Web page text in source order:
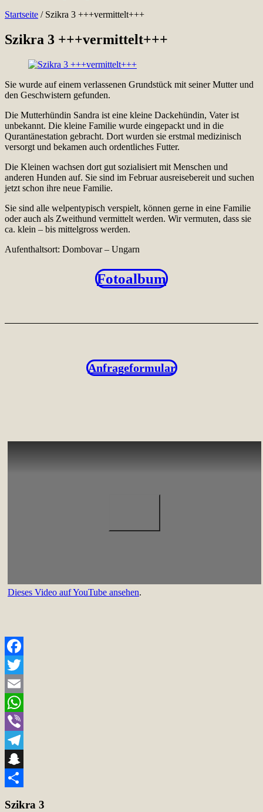
Startseite / Szikra 3 +++vermittelt+++
Szikra 3 +++vermittelt+++
Sie wurde auf einem verlassenen Grundstück mit seiner Mutter und
den Geschwistern gefunden.
Die Mutterhündin Sandra ist eine kleine Dackehündin, Vater ist
unbekannt. Die kleine Familie wurde eingepackt und in die
Qurantänestation gebracht. Dort wurden sie erstmal medizinisch
versorgt und bekamen auch ordentliches Futter.
Die Kleinen wachsen dort gut sozialisiert mit Menschen und
anderen Hunden auf. Sie sind im Februar ausreisebereit und suchen
jetzt schon ihre neue Familie.
Sie sind alle welpentypisch verspielt, können gerne in eine Familie
oder auch als Zweithund vermittelt werden. Wir vermuten, dass sie
ca. klein – bis mittelgross werden.
Aufenthaltsort: Dombovar – Ungarn
Fotoalbum
Anfrageformular
Dieses Video auf YouTube ansehen.
Facebook
Twitter
Email
WhatsApp
Viber
Telegram
Snapchat
Szikra 3